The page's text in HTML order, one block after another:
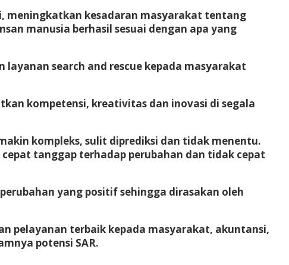
meningkatkan kesadaran masyarakat tentang
manusia berhasil sesuai dengan apa yang
search and rescue kepada masyarakat
kompetensi, kreativitas dan inovasi di segala
kompleks, sulit diprediksi dan tidak menentu.
tanggap terhadap perubahan dan tidak cepat
yang positif sehingga dirasakan oleh
pelayanan terbaik kepada masyarakat, akuntansi,
potensi SAR.